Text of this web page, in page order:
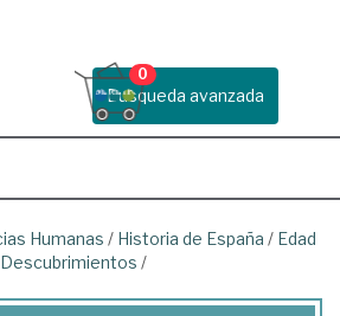
Busqueda avanzada
0
Humanas / Historia de España / Edad
/